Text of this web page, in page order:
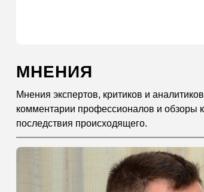
МНЕНИЯ
Мнения экспертов, критиков и
комментарии профессионалов и обзоры
последствия происходящего.